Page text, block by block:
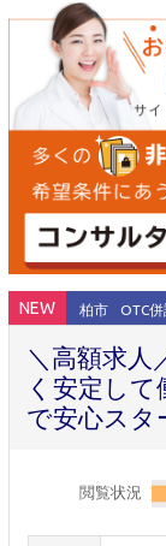
NEW 柏市 OTC併
＼高額求人
く安定し
で安心スタ
閲覧状況